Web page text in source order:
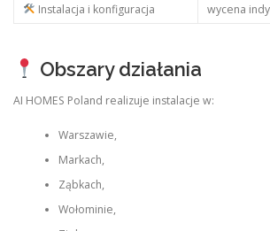
Instalacja i konfiguracja
wycena
Obszary działania
AI HOMES Poland realizuje instalacje w:
Warszawie,
Markach,
Ząbkach,
Wołominie,